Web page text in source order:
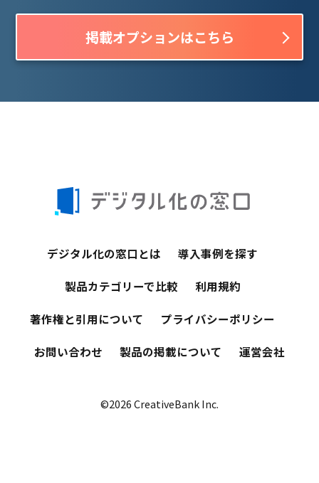
掲載オプションはこちら
デジタル化の窓口とは 導入事例を探す
製品カテゴリーで比較 利用規約
著作権と引用について プライバシーポリシー
お問い合わせ 製品の掲載について 運営会社
©2026 CreativeBank Inc.